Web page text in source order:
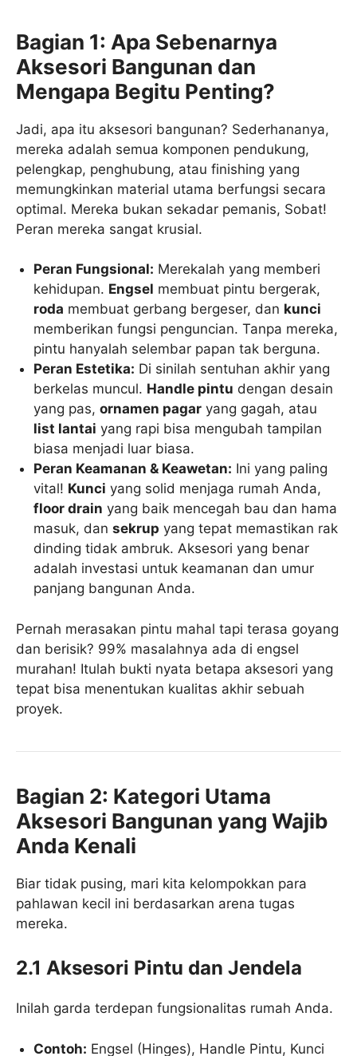
Bagian 1: Apa Sebenarnya
Aksesori Bangunan dan
Mengapa Begitu Penting?
Jadi, apa itu aksesori bangunan? Sederhananya,
mereka adalah semua komponen pendukung,
pelengkap, penghubung, atau finishing yang
memungkinkan material utama berfungsi secara
optimal. Mereka bukan sekadar pemanis, Sobat!
Peran mereka sangat krusial.
Peran Fungsional: Merekalah yang memberi
kehidupan. Engsel membuat pintu bergerak,
roda membuat gerbang bergeser, dan kunci
memberikan fungsi penguncian. Tanpa mereka,
pintu hanyalah selembar papan tak berguna.
Peran Estetika: Di sinilah sentuhan akhir yang
berkelas muncul. Handle pintu dengan desain
yang pas,ornamen pagar yang gagah, atau
list lantai yang rapi bisa mengubah tampilan
biasa menjadi luar biasa.
Peran Keamanan & Keawetan: Ini yang paling
vital! Kunci yang solid menjaga rumah Anda,
floor drain yang baik mencegah bau dan hama
masuk, dansekrup yang tepat memastikan rak
dinding tidak ambruk. Aksesori yang benar
adalah investasi untuk keamanan dan umur
panjang bangunan Anda.
Pernah merasakan pintu mahal tapi terasa goyang
dan berisik? 99% masalahnya ada di engsel
murahan! Itulah bukti nyata betapa aksesori yang
tepat bisa menentukan kualitas akhir sebuah
proyek.
Bagian 2: Kategori Utama
Aksesori Bangunan yang Wajib
Anda Kenali
Biar tidak pusing, mari kita kelompokkan para
pahlawan kecil ini berdasarkan arena tugas
mereka.
2.1 Aksesori Pintu dan Jendela
Inilah garda terdepan fungsionalitas rumah Anda.
Contoh: Engsel (Hinges), Handle Pintu, Kunci